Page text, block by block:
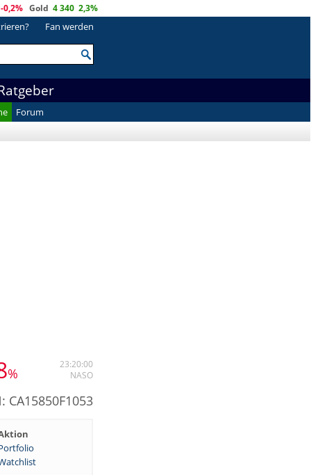
-0,2% Gold 4 340 2,3%
Fan werden
Forum
%
23:20:00
NASO
CA15850F1053